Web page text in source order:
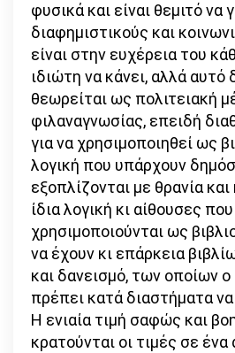
φυσικά και είναι θεμιτό να
διαφημιστικούς και
είναι στην ευχέρεια του
ιδιώτη να κάνει, αλλά αυτό
θεωρείται ως πολιτειακή
φιλαναγνωσίας, επειδή
για να χρησιμοποιηθεί ως
λογική που υπάρχουν
εξοπλίζονται με θρανία
ίδια λογική κι αίθουσες
χρησιμοποιούνται ως
να έχουν κι επάρκεια
και δανεισμό, των οποίων
πρέπει κατά διαστήματα
Η ενιαία τιμή σαφώς και
κρατούνται οι τιμές σε